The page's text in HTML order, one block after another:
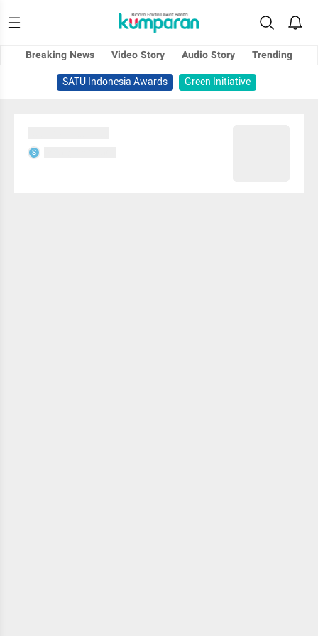
Breaking News Video Story Audio Story
Trending
SATU Indonesia Awards
Green Initiative
S